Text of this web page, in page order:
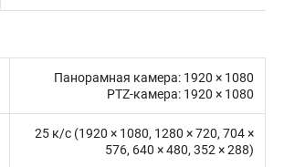
Панорамная камера: 1920 × 1080
PTZ-камера: 1920 × 1080
25 к/с (1920 × 1080, 1280 × 720, 704 ×
576, 640 × 480, 352 × 288)